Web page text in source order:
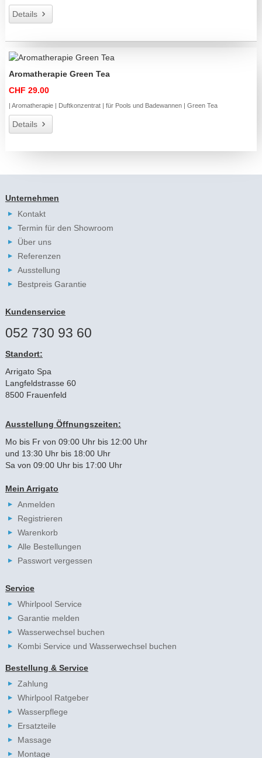
Details
Aromatherapie Green Tea
CHF 29.00
| Aromatherapie | Duftkonzentrat | für Pools und Badewannen | Green Tea
Details
Unternehmen
Kontakt
Termin für den Showroom
Über uns
Referenzen
Ausstellung
Bestpreis Garantie
Kundenservice
052 730 93 60
Standort:
Arrigato Spa
Langfeldstrasse 60
8500 Frauenfeld
Ausstellung Öffnungszeiten:
Mo bis Fr von 09:00 Uhr bis 12:00 Uhr
und 13:30 Uhr bis 18:00 Uhr
Sa von 09:00 Uhr bis 17:00 Uhr
Mein Arrigato
Anmelden
Registrieren
Warenkorb
Alle Bestellungen
Passwort vergessen
Service
Whirlpool Service
Garantie melden
Wasserwechsel buchen
Kombi Service und Wasserwechsel buchen
Bestellung & Service
Zahlung
Whirlpool Ratgeber
Wasserpflege
Ersatzteile
Massage
Montage